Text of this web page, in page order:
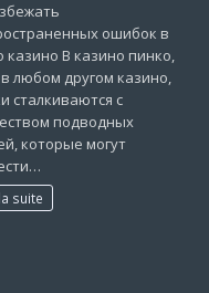
ошибок в
казино В казино пинко,
в любом другом казино,
сталкиваются с
подводных
которые могут
suite